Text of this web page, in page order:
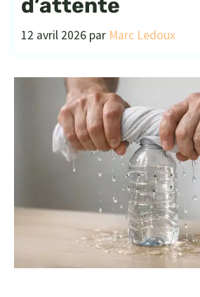
d’attente
12 avril 2026 par Marc Ledoux